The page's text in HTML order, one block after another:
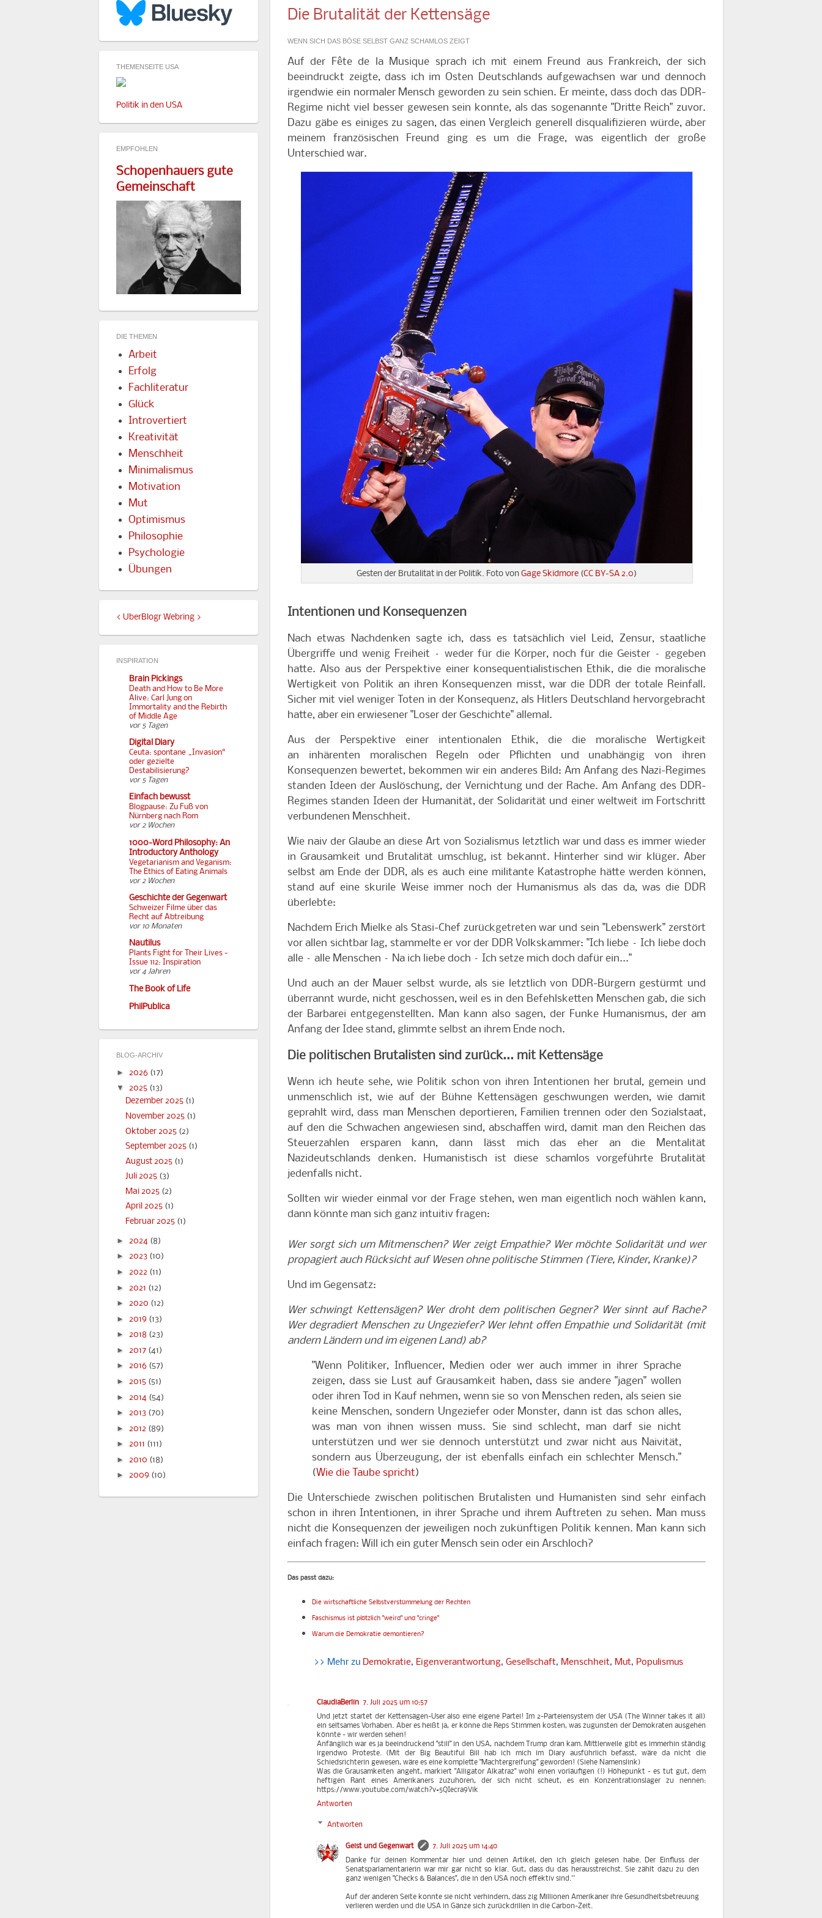
Die Brutalität der Kettensäge
WENN SICH DAS BÖSE SELBST GANZ SCHAMLOS ZEIGT
Auf der Fête de la Musique sprach ich mit einem Freund aus Frankreich, der sich
beeindruckt zeigte, dass ich im Osten Deutschlands aufgewachsen war und dennoch
irgendwie ein normaler Mensch geworden zu sein schien. Er meinte, dass doch das DDR-
Regime nicht viel besser gewesen sein konnte, als das sogenannte "Dritte Reich" zuvor.
Dazu gäbe es einiges zu sagen, das einen Vergleich generell disqualifizieren würde, aber
meinem französischen Freund ging es um die Frage, was eigentlich der große
Unterschied war.
Gesten der Brutalität in der Politik. Foto von Gage Skidmore (CC BY-SA 2.0)
Intentionen und Konsequenzen
Nach etwas Nachdenken sagte ich, dass es tatsächlich viel Leid, Zensur, staatliche
Übergriffe und wenig Freiheit – weder für die Körper, noch für die Geister – gegeben
hatte. Also aus der Perspektive einer konsequentialistischen Ethik, die die moralische
Wertigkeit von Politik an ihren Konsequenzen misst, war die DDR der totale Reinfall.
Sicher mit viel weniger Toten in der Konsequenz, als Hitlers Deutschland hervorgebracht
hatte, aber ein erwiesener "Loser der Geschichte" allemal.
Aus der Perspektive einer intentionalen Ethik, die die moralische Wertigkeit
an inhärenten moralischen Regeln oder Pflichten und unabhängig von ihren
Konsequenzen bewertet, bekommen wir ein anderes Bild: Am Anfang des Nazi-Regimes
standen Ideen der Auslöschung, der Vernichtung und der Rache.Am Anfang des DDR-
Regimes standen Ideen der Humanität, der Solidarität und einer weltweit im Fortschritt
verbundenen Menschheit.
Wie naiv der Glaube an diese Art von Sozialismus letztlich war und dass es immer wieder
in Grausamkeit und Brutalität umschlug, ist bekannt. Hinterher sind wir klüger. Aber
selbst am Ende der DDR, als es auch eine militante Katastrophe hätte werden können,
stand auf eine skurile Weise immer noch der Humanismus als das da, was die DDR
überlebte:
Nachdem Erich Mielke als Stasi-Chef zurückgetreten war und sein "Lebenswerk" zerstört
vor allen sichtbar lag, stammelte er vor der DDR Volkskammer: "Ich liebe – Ich liebe doch
alle – alle Menschen – Na ich liebe doch – Ich setze mich doch dafür ein..."
Und auch an der Mauer selbst wurde, als sie letztlich von DDR-Bürgern gestürmt und
überrannt wurde, nicht geschossen, weil es in den Befehlsketten Menschen gab, die sich
der Barbarei entgegenstellten. Man kann also sagen, der Funke Humanismus, der am
Anfang der Idee stand, glimmte selbst an ihrem Ende noch.
Die politischen Brutalisten sind zurück... mit Kettensäge
Wenn ich heute sehe, wie Politik schon von ihren Intentionen her brutal, gemein und
unmenschlich ist, wie auf der Bühne Kettensägen geschwungen werden, wie damit
geprahlt wird, dass man Menschen deportieren, Familien trennen oder den Sozialstaat,
auf den die Schwachen angewiesen sind, abschaffen wird, damit man den Reichen das
Steuerzahlen ersparen kann, dann lässt mich das eher an die Mentalität
Nazideutschlands denken. Humanistisch ist diese schamlos vorgeführte Brutalität
jedenfalls nicht.
Sollten wir wieder einmal vor der Frage stehen, wen man eigentlich noch wählen kann,
dann könnte man sich ganz intuitiv fragen:
Wer sorgt sich um Mitmenschen? Wer zeigt Empathie? Wer möchte Solidarität und wer
propagiert auch Rücksicht auf Wesen ohne politische Stimmen (Tiere, Kinder, Kranke)?
Und im Gegensatz:
Wer schwingt Kettensägen? Wer droht dem politischen Gegner? Wer sinnt auf Rache?
Wer degradiert Menschen zu Ungeziefer? Wer lehnt offen Empathie und Solidarität (mit
andern Ländern und im eigenen Land) ab?
"Wenn Politiker, Influencer, Medien oder wer auch immer in ihrer Sprache
zeigen, dass sie Lust auf Grausamkeit haben, dass sie andere "jagen" wollen
oder ihren Tod in Kauf nehmen, wenn sie so von Menschen reden, als seien sie
keine Menschen, sondern Ungeziefer oder Monster, dann ist das schon alles,
was man von ihnen wissen muss. Sie sind schlecht, man darf sie nicht
unterstützen und wer sie dennoch unterstützt und zwar nicht aus Naivität,
sondern aus Überzeugung, der ist ebenfalls einfach ein schlechter Mensch."
(Wie die Taube spricht)
Die Unterschiede zwischen politischen Brutalisten und Humanisten sind sehr einfach
schon in ihren Intentionen, in ihrer Sprache und ihrem Auftreten zu sehen. Man muss
nicht die Konsequenzen der jeweiligen noch zukünftigen Politik kennen. Man kann sich
einfach fragen: Will ich ein guter Mensch sein oder ein Arschloch?
Das passt dazu:
Die wirtschaftliche Selbstverstümmelung der Rechten
Faschismus ist plötzlich "weird" und "cringe"
Warum die Demokratie demontieren?
>> Mehr zu Demokratie, Eigenverantwortung,Gesellschaft, Menschheit, Mut, Populismus
ClaudiaBerlin 7. Juli 2025 um 10:57
Und jetzt startet der Kettensägen-User also eine eigene Partei! Im 2-Parteiensystem der USA (The Winner takes it all)
ein seltsames Vorhaben. Aber es heißt ja, er könne die Reps Stimmen kosten, was zugunsten der Demokraten ausgehen
könnte - wir werden sehen!
Anfänglich war es ja beeindruckend "still" in den USA, nachdem Trump dran kam. Mittlerweile gibt es immerhin ständig
irgendwo Proteste. (Mit der Big Beautiful Bill hab ich mich im Diary ausführlich befasst, wäre da nicht die
Schiedsrichterin gewesen, wäre es eine komplette "Machtergreifung" geworden! (Siehe Namenslink)
Was die Grausamkeiten angeht, markiert "Alligator Alkatraz" wohl einen vorläufigen (!) Höhepunkt - es tut gut, dem
heftigen Rant eines Amerikaners zuzuhören, der sich nicht scheut, es ein Konzentrationslager zu nennen:
https://www.youtube.com/watch?v=5QIecra9Vik
Antworten
Antworten
Geist und Gegenwart
7. Juli 2025 um 14:40
Danke für deinen Kommentar hier und deinen Artikel, den ich gleich gelesen habe. Der Einfluss der
Senatsparlamentarierin war mir gar nicht so klar. Gut, dass du das herausstreichst. Sie zählt dazu zu den
ganz wenigen "Checks & Balances", die in den USA noch effektiv sind.''
Auf der anderen Seite konnte sie nicht verhindern, dass zig Millionen Amerikaner ihre Gesundheitsbetreuung
verlieren werden und die USA in Gänze sich zurückdrillen in die Carbon-Zeit.
THEMENSEITE USA
Politik in den USA
EMPFOHLEN
Schopenhauers gute
Gemeinschaft
DIE THEMEN
Arbeit
Erfolg
Fachliteratur
Glück
Introvertiert
Kreativität
Menschheit
Minimalismus
Motivation
Mut
Optimismus
Philosophie
Psychologie
Übungen
< UberBlogr Webring >
INSPIRATION
Brain Pickings
Death and How to Be More
Alive: Carl Jung on
Immortality and the Rebirth
of Middle Age
vor 5 Tagen
Digital Diary
Ceuta: spontane „Invasion“
oder gezielte
Destabilisierung?
vor 5 Tagen
Einfach bewusst
Blogpause: Zu Fuß von
Nürnberg nach Rom
vor 2 Wochen
1000-Word Philosophy: An
Introductory Anthology
Vegetarianism and Veganism:
The Ethics of Eating Animals
vor 2 Wochen
Geschichte der Gegenwart
Schweizer Filme über das
Recht auf Abtreibung
vor 10 Monaten
Nautilus
Plants Fight for Their Lives -
Issue 112: Inspiration
vor 4 Jahren
The Book of Life
PhilPublica
BLOG-ARCHIV
► 2026 (17)
▼ 2025 (13)
Dezember 2025 (1)
November 2025 (1)
Oktober 2025 (2)
September 2025 (1)
August 2025 (1)
Juli 2025 (3)
Mai 2025 (2)
April 2025 (1)
Februar 2025 (1)
► 2024 (8)
► 2023 (10)
► 2022 (11)
► 2021 (12)
► 2020 (12)
► 2019 (13)
► 2018 (23)
► 2017 (41)
► 2016 (57)
► 2015 (51)
► 2014 (54)
► 2013 (70)
► 2012 (89)
► 2011 (111)
► 2010 (18)
► 2009 (10)